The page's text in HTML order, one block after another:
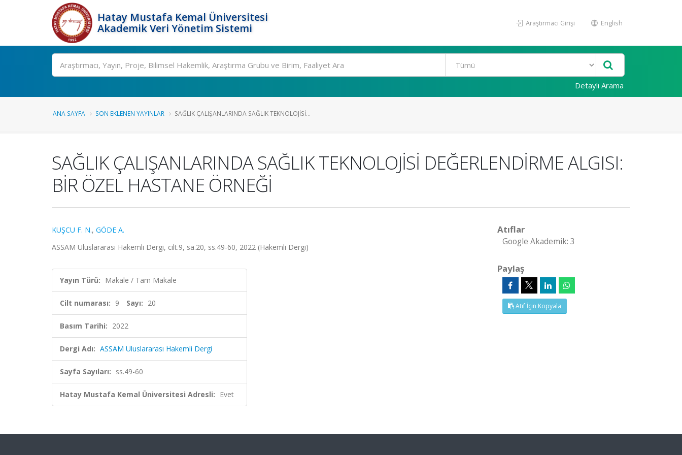
Hatay Mustafa Kemal Üniversitesi
Akademik Veri Yönetim Sistemi
Araştırmacı Girişi English
Ara
Detaylı Arama
ANA SAYFA SON EKLENEN YAYINLAR SAĞLIK ÇALIŞANLARINDA SAĞLIK TEKNOLOJİSİ...
SAĞLIK ÇALIŞANLARINDA SAĞLIK TEKNOLOJİSİ DEĞERLENDİRME ALGISI:
BİR ÖZEL HASTANE ÖRNEĞİ
KUŞCU F. N., GÖDE A.
ASSAM Uluslararası Hakemli Dergi, cilt.9, sa.20, ss.49-60, 2022 (Hakemli Dergi)
Yayın Türü: Makale / Tam Makale
Cilt numarası: 9 Sayı: 20
Basım Tarihi: 2022
Dergi Adı: ASSAM Uluslararası Hakemli Dergi
Sayfa Sayıları: ss.49-60
Hatay Mustafa Kemal Üniversitesi Adresli: Evet
Atıflar
Google Akademik: 3
Paylaş
Atıf İçin Kopyala